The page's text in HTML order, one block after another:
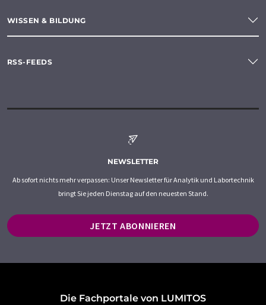
WISSEN & BILDUNG
RSS-FEEDS
NEWSLETTER
Ab sofort nichts mehr verpassen: Unser Newsletter für Analytik und Labortechnik
bringt Sie jeden Dienstag auf den neuesten Stand.
JETZT ABONNIEREN
Die Fachportale von LUMITOS